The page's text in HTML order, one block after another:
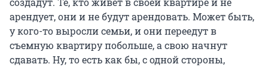
арендует, они и не будут арендовать. Может быть,
у кого-то выросли семьи, и они переедут в
съемную квартиру побольше, а свою начнут
сдавать. Ну, то есть как бы, с одной стороны,